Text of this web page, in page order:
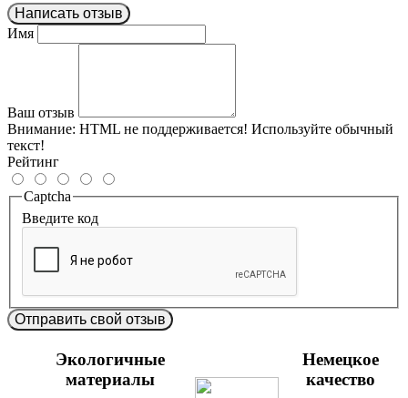
Написать отзыв
Имя
Ваш отзыв
Внимание: HTML не поддерживается! Используйте обычный
текст!
Рейтинг
Captcha
Введите код
Отправить свой отзыв
Экологичные
материалы
Немецкое
качество